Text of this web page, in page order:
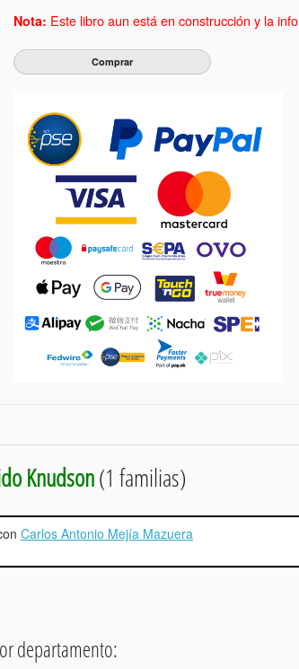
Nota: Este libro aun está en construcción y la
Knudson(1 familias)
Carlos Antonio Mejía Mazuera
departamento: